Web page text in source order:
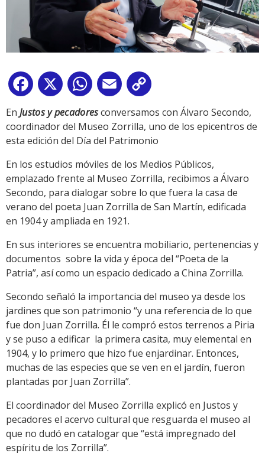
Facebook
X WhatsApp
Email
Link
En Justos y pecadoresconversamos con Álvaro Secondo,
coordinador del Museo Zorrilla, uno de los epicentros de
esta edición del Día del Patrimonio
En los estudios móviles de los Medios Públicos,
emplazado frente al Museo Zorrilla, recibimos a Álvaro
Secondo, para dialogar sobre lo que fuera la casa de
verano del poeta Juan Zorrilla de San Martín, edificada
en 1904 y ampliada en 1921.
En sus interiores se encuentra mobiliario, pertenencias y
documentos sobre la vida y época del “Poeta de la
Patria”, así como un espacio dedicado a China Zorrilla.
Secondo señaló la importancia del museo ya desde los
jardines que son patrimonio “y una referencia de lo que
fue don Juan Zorrilla. Él le compró estos terrenos a Piria
y se puso a edificar la primera casita, muy elemental en
1904, y lo primero que hizo fue enjardinar. Entonces,
muchas de las especies que se ven en el jardín, fueron
plantadas por Juan Zorrilla”.
El coordinador del Museo Zorrilla explicó en Justos y
pecadores el acervo cultural que resguarda el museo al
que no dudó en catalogar que “está impregnado del
espíritu de los Zorrilla”.